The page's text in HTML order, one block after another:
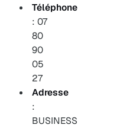
Téléphone
: 07
80
90
05
27
Adresse
:
BUSINESS